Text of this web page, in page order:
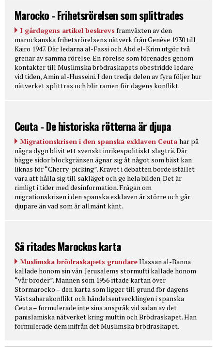
Marocko - Frihetsrörelsen som splittrades
I gårdagens artikel beskrevs framväxten av den
marockanska frihetsrörelsens nätverk från Genève 1930 till
Kairo 1947. Där ledarna al-Fassi och Abd el-Krim utgör två
grenar av samma rörelse. En rörelse som förenades genom
kontakter till Muslimska brödraskapets obestridde ledare
vid tiden, Amin al-Husseini. I den tredje delen av fyra följer hur
nätverket splittras och blir ramen för dagens konflikt.
Ceuta - De historiska rötterna är djupa
Migrationskrisen i den spanska exklaven Ceuta har på
några dygn blivit ett svenskt inrikespolitiskt slagträ. Där
bägge sidor blockgränsen ägnar sig åt något som bäst kan
liknas för “Cherry-picking”. Kravet i debatten borde istället
vara att hålla sig till sakläget och ge hela bilden. Det är
rimligt i tider med desinformation. Frågan om
migrationskrisen i den spanska exklaven är större och går
djupare än vad som är allmänt känt.
Så ritades Marockos karta
Muslimska brödraskapets grundareHassan al-Banna
kallade honom sin vän. Jerusalems stormufti kallade honom
“vår broder”. Mannen som 1956 ritade kartan över
Stormarocko – den karta som ligger till grund för dagens
Västsaharakonflikt och händelseutvecklingen i spanska
Ceuta – formulerade inte sina anspråk vid sidan av det
panislamiska nätverket kring muftin och Brödraskapet. Han
formulerade dem inifrån det Muslimska brödraskapet.